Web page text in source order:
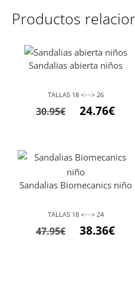
Productos
Sandalias abierta niños
TALLAS 18 <····> 26
30.95€
El
era:
30.95€.
24.76€El
es:
Sandalias Biomecanics niño
TALLAS 18 <····> 24
47.95€
El38.36€El